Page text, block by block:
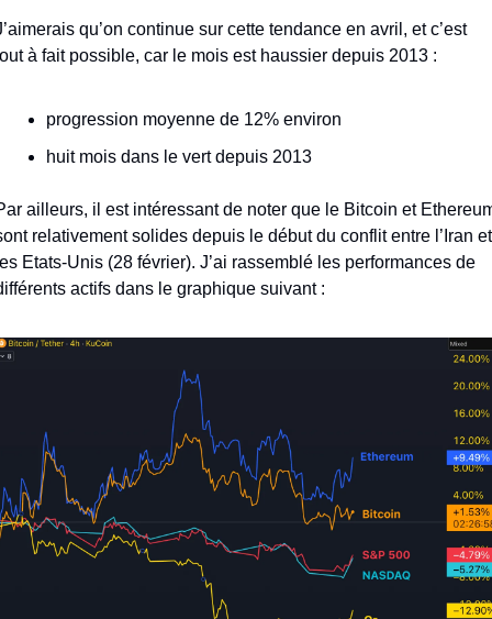
qu’on continue sur cette tendance en avril, et c’est
à fait possible, car le mois est haussier depuis 2013 :
progression moyenne de 12% environ
huit mois dans le vert depuis 2013
ailleurs, il est intéressant de noter que le Bitcoin et
relativement solides depuis le début du conflit entre l’Iran et
Etats-Unis (28 février). J’ai rassemblé les performances de
actifs dans le graphique suivant :